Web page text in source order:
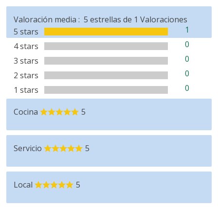
Valoración media :
5 stars
1
4 stars
0
3 stars
0
2 stars
0
1 stars
0
5 estrellas de 1 Valoraciones
Cocina 5
Servicio 5
Local 5